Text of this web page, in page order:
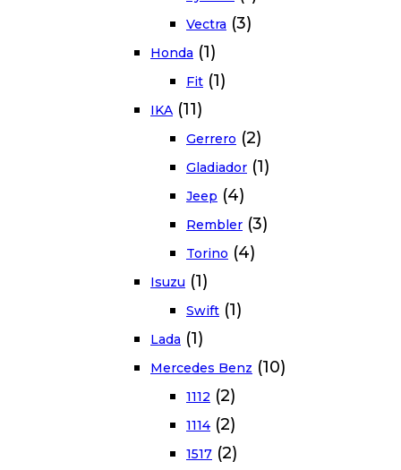
Vectra (3)
Honda (1)
Fit (1)
IKA (11)
Gerrero (2)
Gladiador (1)
Jeep (4)
Rembler (3)
Torino (4)
Isuzu (1)
Swift (1)
Lada (1)
Mercedes Benz (10)
1112 (2)
1114 (2)
1517 (2)